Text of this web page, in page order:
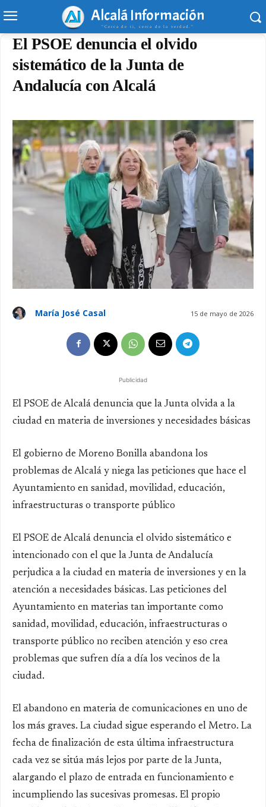
Alcalá Información
"Cerca de ti, cerca de la verdad."
El PSOE denuncia el olvido
sistemático de la Junta de
Andalucía con Alcalá
15 de mayo de 2026
María José Casal
Publicidad
El PSOE de Alcalá denuncia que la Junta olvida a la
ciudad en materia de inversiones y necesidades básicas
El gobierno de Moreno Bonilla abandona los
problemas de Alcalá y niega las peticiones que hace el
Ayuntamiento en sanidad, movilidad, educación,
infraestructuras o transporte público
El PSOE de Alcalá denuncia el olvido sistemático e
intencionado con el que la Junta de Andalucía
perjudica a la ciudad en materia de inversiones y en la
atención a necesidades básicas. Las peticiones del
Ayuntamiento en materias tan importante como
sanidad, movilidad, educación, infraestructuras o
transporte público no reciben atención y eso crea
problemas que sufren día a día los vecinos de la
ciudad.
El abandono en materia de comunicaciones en uno de
los más graves. La ciudad sigue esperando el Metro. La
fecha de finalización de esta última infraestructura
cada vez se sitúa más lejos por parte de la Junta,
alargando el plazo de entrada en funcionamiento e
incumpliendo las sucesivas promesas. El propio